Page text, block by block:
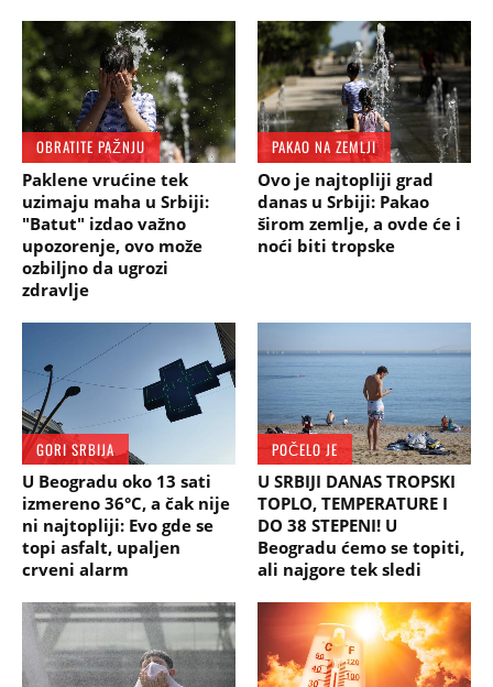
OBRATITE PAŽNJU
Paklene vrućine tek
uzimaju maha u Srbiji:
"Batut" izdao važno
upozorenje, ovo može
ozbiljno da ugrozi
zdravlje
PAKAO NA ZEMLJI
Ovo je najtopliji grad
danas u Srbiji: Pakao
širom zemlje, a ovde će i
noći biti tropske
GORI SRBIJA
U Beogradu oko 13 sati
izmereno 36°C, a čak nije
ni najtopliji: Evo gde se
topi asfalt, upaljen
crveni alarm
POČELO JE
U SRBIJI DANAS TROPSKI
TOPLO, TEMPERATURE I
DO 38 STEPENI! U
Beogradu ćemo se topiti,
ali najgore tek sledi